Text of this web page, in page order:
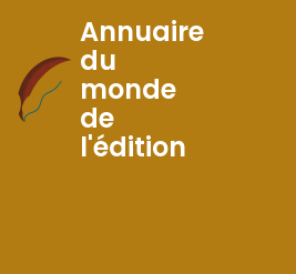
Skip
to
Content
Annuaire
du
monde
de
l'édition